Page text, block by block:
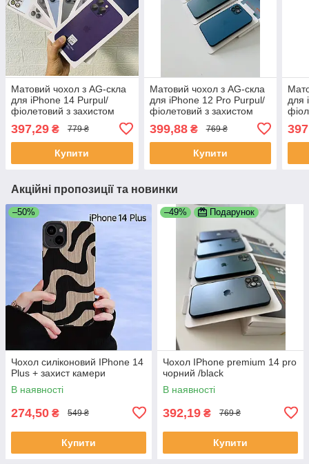
Матовий чохол з AG-скла
для iPhone 14 Purpul/
фіолетовий з захистом
камери | Проти відбитків |
TPU + загартоване скло
397,29 ₴ 779 ₴
Купити
Матовий чохол з AG-скла
для iPhone 12 Pro Purpul/
фіолетовий з захистом
камери | Проти відбитків |
TPU + загартоване скло
399,88₴ 769 ₴
Купити
для
TPU
Акційні пропозиції та новинки
–50%
Чохол силіконовий IPhone 14
Plus + захист камери
В наявності
274,50 ₴ 549 ₴
Купити
–49% Подарунок
Чохол IPhone premium 14 pro
чорний /black
В наявності
392,19 ₴ 769 ₴
Купити